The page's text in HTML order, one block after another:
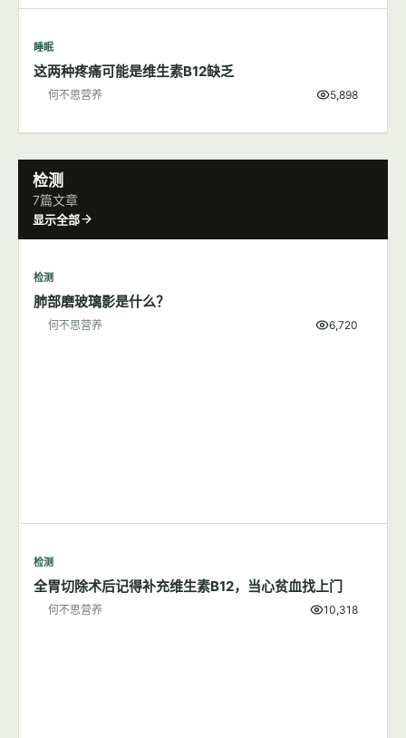
睡眠
这两种疼痛可能是维生素B12缺乏
何不思营养 5,898
检测
7篇文章
显示全部
检测
肺部磨玻璃影是什么？
何不思营养 6,720
检测
全胃切除术后记得补充维生素B12，当心贫血找上门
何不思营养 10,318